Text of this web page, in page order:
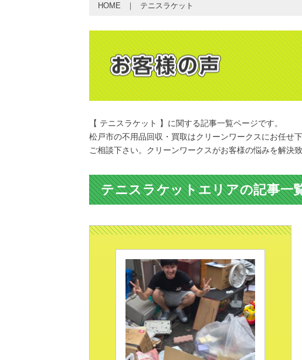
HOME テニスラケット
【 テニスラケット 】に関する記事一覧ページです。
松戸市の不用品回収・買取はクリーンワークスにお任せ
ご相談下さい。クリーンワークスがお客様の悩みを解決致
テニスラケットエリアの記事一